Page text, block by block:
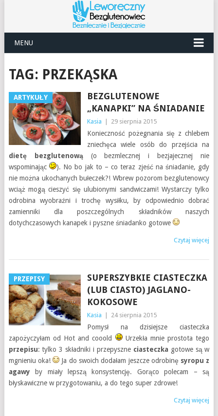
MENU
TAG: PRZEKĄSKA
ARTYKUŁY
BEZGLUTENOWE
„KANAPKI” NA ŚNIADANIE
Kasia 29 sierpnia 2015
Konieczność pożegnania się z chlebem
zniechęca wiele osób do przejścia na
dietę bezglutenową(o bezmlecznej i bezjajecznej nie
wspominając
). No bo jak to – co teraz zjeść na śniadanie, gdy
nie można ukochanych bułeczek?! Wbrew pozorom bezglutenowcy
wciąż mogą cieszyć się ulubionymi sandwiczami! Wystarczy tylko
odrobina wyobraźni i trochę wysiłku, by odpowiednio dobrać
zamienniki dla poszczególnych składników naszych
dotychczasowych kanapek i pyszne śniadanko gotowe
Czytaj więcej
PRZEPISY
SUPERSZYBKIE CIASTECZKA
(LUB CIASTO) JAGLANO-
KOKOSOWE
Kasia 24 sierpnia 2015
Pomysł na dzisiejsze ciasteczka
zapożyczyłam od Hot and cooold
Urzekła mnie prostota tego
przepisu: tylko 3 składniki i przepyszne ciasteczka gotowe są w
mgnieniu oka!
Ja do swoich dodałam jeszcze odrobinę syropu z
agawy by miały lepszą konsystencję. Gorąco polecam – są
błyskawiczne w przygotowaniu, a do tego super zdrowe!
Czytaj więcej